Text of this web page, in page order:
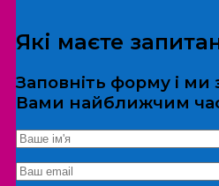
*Дані не
Екскурсія/локація
Які маєте
Заповніть форму і ми
Вами найближчим